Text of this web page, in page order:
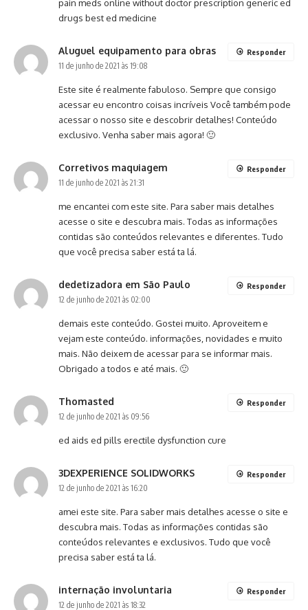
pain meds online without doctor prescription generic ed
drugs best ed medicine
Aluguel equipamento para obras
11 de junho de 2021 às 19:08
Este site é realmente fabuloso. Sempre que consigo
acessar eu encontro coisas incríveis Você também pode
acessar o nosso site e descobrir detalhes! Conteúdo
exclusivo. Venha saber mais agora! 🙂
Responder
Corretivos maquiagem
11 de junho de 2021 às 21:31
me encantei com este site. Para saber mais detalhes
acesse o site e descubra mais. Todas as informações
contidas são conteúdos relevantes e diferentes. Tudo
que você precisa saber está ta lá.
Responder
dedetizadora em São Paulo
12 de junho de 2021 às 02:00
demais este conteúdo. Gostei muito. Aproveitem e
vejam este conteúdo. informações, novidades e muito
mais. Não deixem de acessar para se informar mais.
Obrigado a todos e até mais. 🙂
Responder
Thomasted
12 de junho de 2021 às 09:56
ed aids ed pills erectile dysfunction cure
Responder
3DEXPERIENCE SOLIDWORKS
12 de junho de 2021 às 16:20
amei este site. Para saber mais detalhes acesse o site e
descubra mais. Todas as informações contidas são
conteúdos relevantes e exclusivos. Tudo que você
precisa saber está ta lá.
Responder
internação involuntaria
12 de junho de 2021 às 18:32
Responder